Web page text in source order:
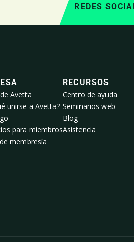
REDES
Avetta
unirse a Avetta?
para miembros
membresía
RECURSOS
Centro de ayuda
Seminarios web
Blog
Asistencia